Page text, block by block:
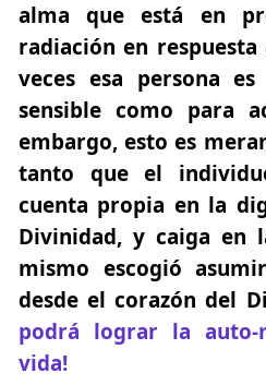
alma que está en
radiación en respuesta
veces esa persona
sensible como para
embargo, esto es
tanto que el
cuenta propia en la
Divinidad, y caiga en
mismo escogió
desde el corazón del
podrá lograr la auto-
vida!